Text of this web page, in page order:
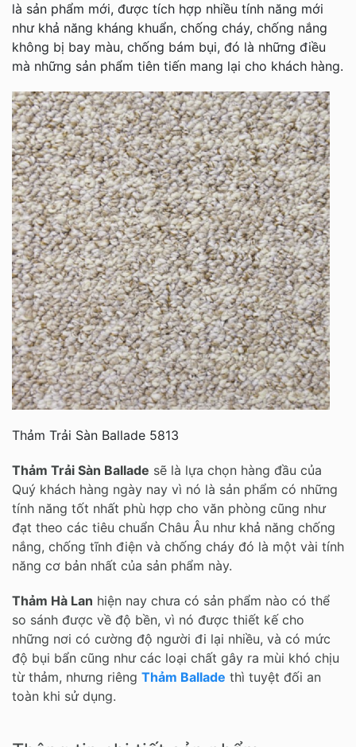
là sản phẩm mới, được tích hợp nhiều tính năng mới
như khả năng kháng khuẩn, chống cháy, chống nắng
không bị bay màu, chống bám bụi, đó là những điều
mà những sản phẩm tiên tiến mang lại cho khách hàng.
Thảm Trải Sàn Ballade 5813
Thảm Trải Sàn Ballade sẽ là lựa chọn hàng đầu của
Quý khách hàng ngày nay vì nó là sản phẩm có những
tính năng tốt nhất phù hợp cho văn phòng cũng như
đạt theo các tiêu chuẩn Châu Âu như khả năng chống
nắng, chống tĩnh điện và chống cháy đó là một vài tính
năng cơ bản nhất của sản phẩm này.
Thảm Hà Lan hiện nay chưa có sản phẩm nào có thể
so sánh được về độ bền, vì nó được thiết kế cho
những nơi có cường độ người đi lại nhiều, và có mức
độ bụi bẩn cũng như các loại chất gây ra mùi khó chịu
từ thảm, nhưng riêng Thảm Ballade thì tuyệt đối an
toàn khi sử dụng.